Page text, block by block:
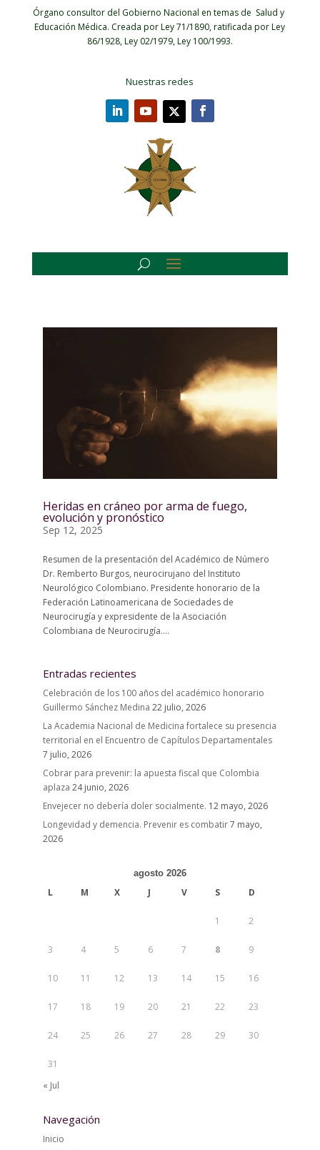
Órgano consultor del Gobierno Nacional en temas de Salud y
Educación Médica. Creada por Ley 71/1890, ratificada por Ley
86/1928, Ley 02/1979, Ley 100/1993.
Nuestras redes
Heridas en cráneo por arma de fuego,
evolución y pronóstico
Sep 12, 2025
Resumen de la presentación del Académico de Número
Dr. Remberto Burgos, neurocirujano del Instituto
Neurológico Colombiano. Presidente honorario de la
Federación Latinoamericana de Sociedades de
Neurocirugía y expresidente de la Asociación
Colombiana de Neurocirugía....
Entradas recientes
Celebración de los 100 años del académico honorario
Guillermo Sánchez Medina 22 julio, 2026
La Academia Nacional de Medicina fortalece su presencia
territorial en el Encuentro de Capítulos Departamentales
7 julio, 2026
Cobrar para prevenir: la apuesta fiscal que Colombia
aplaza 24 junio, 2026
Envejecer no debería doler socialmente. 12 mayo, 2026
Longevidad y demencia. Prevenir es combatir7 mayo,
2026
agosto 2026
L M X J V S D
1 2
3 4 5 6 7 8 9
10 11 12 13 14 15 16
17 18 19 20 21 22 23
24 25 26 27 28 29 30
31
« Jul
Navegación
Inicio